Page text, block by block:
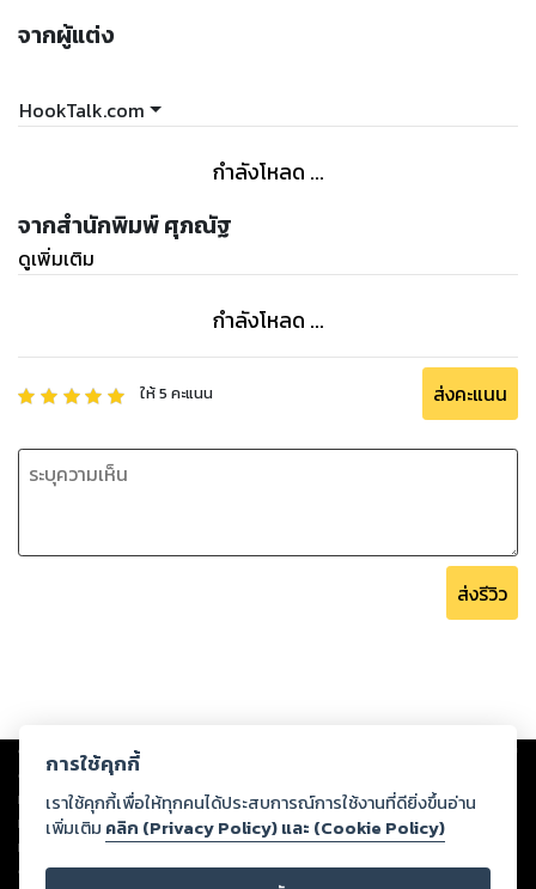
กับสินค้าของเราได้ ทำให้เราไม่ต้องเสียเงินไปมากมายกับการ
และอีกหนึ่งข้อดีสุดๆของ Google Adwords คือมันเป็นช่อง
คนคลิกที่โฆษณาของเราเท่านั้น ถ้าโฆษณาแสดงแต่ไม่มีคนคลิก
เราก็ไม่จำเป็นต้องจ่ายเงิน ทำให้เกิดความประหยัดและความคุ้มค่า
เป็นอย่างมาก
จากประสบการณ์ของผม Google Adwords เป็นช่องทางทำการ
ตลาดที่ให้ผลลัพธ์ที่ดีเกือบที่สุด (รองจาก SEO) ถ้ามองในมุมสร้าง
ยอดขายผมคิดว่าดีกว่า Marketing channel เกือบทุกตัวใน
ตลาด แต่ในเมืองไทยคนใช้กันน้อยเพราะมันหัดเองยาก ไปจ้างทำก็
ถ้าให้พูดถึง eBook เล่มนี้สั้นๆคือ “อยากให้อ่าน” ถ้าคุณพลาด
สมบูรณ์แบบมากๆสำหรับคนอยากเรียนรู้การใช้ Adwords
• สำหรับมือใหม่หัดทำโฆษณาใน Adwords ด้วยตัวเอง แต่ไม่อยาก
ไปลงเรียนคอร์สแพงๆ
• เนื้อหาครอบคลุมทั้งหมดที่จำเป็นต้องรู้สำหรับโฆษณา Adwords
แล้ว อ่านเล่มเดียวจบ!
• แชร์เทคนิคที่มาจากประสบการณ์จริงๆ สิ่งที่ได้จากการทำงาน
จากผู้แต่ง
HookTalk.com
กำลังโหลด ...
จากสำนักพิมพ์ ศุภณัฐ
ดูเพิ่มเติม
กำลังโหลด ...
ให้5 คะแนน ส่งคะแนน
ส่งรีวิว
Copyright © 2026
ต่อผลงานหรือเนื้อหาใดที่อัปโหลดผ่านเว็บไซต์และปรากฏว่าละเมิดสิทธิใน
ทรัพย์สินทางปัญญาของบุคคลอื่นหรือขัดต่อกฎหมายและศีลธรรม ดังนั้น ผู้อ่าน
ทุกท่านโปรดใช้วิจารณญาณในการกลั่นกรองด้วยตนเอง และหากท่านพบว่าส่วน
หนึ่งส่วนใดขัดต่อกฎหมายและศีลธรรม กรุณาแจ้งมายังบริษัท เพื่อทีมงานจะได้
ดำเนินการในทันที ทั้งนี้ ทางสตอรี่ล็อกขอสงวนลิขสิทธิ์ตามพระราชบัญญัติ
การใช้คุกกี้
เราใช้คุกกี้เพื่อให้ทุกคนได้ประสบการณ์การใช้งานที่ดียิ่งขึ้นอ่าน
เพิ่มเติม คลิก (Privacy Policy) และ (Cookie Policy)